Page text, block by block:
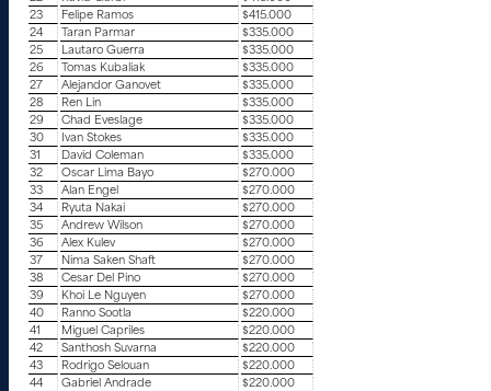
23
Felipe Ramos
$415.000
24
Taran Parmar
$335.000
25
Lautaro Guerra
$335.000
26
Tomas Kubaliak
$335.000
27
Alejandor Ganovet
$335.000
28
Ren Lin
$335.000
29
Chad Eveslage
$335.000
30
Ivan Stokes
$335.000
31
David Coleman
$335.000
32
Oscar Lima Bayo
$270.000
33
Alan Engel
$270.000
34
Ryuta Nakai
$270.000
35
Andrew Wilson
$270.000
36
Alex Kulev
$270.000
37
Nima Saken Shaft
$270.000
38
Cesar Del Pino
$270.000
39
Khoi Le Nguyen
$270.000
40
Ranno Sootla
$220.000
41
Miguel Capriles
$220.000
42
Santhosh Suvarna
$220.000
43
Rodrigo Selouan
$220.000
44
Gabriel Andrade
$220.000